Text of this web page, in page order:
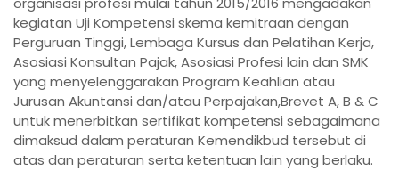
kegiatan Uji Kompetensi skema kemitraan dengan
Perguruan Tinggi, Lembaga Kursus dan Pelatihan Kerja,
Asosiasi Konsultan Pajak, Asosiasi Profesi lain dan SMK
yang menyelenggarakan Program Keahlian atau
Jurusan Akuntansi dan/atau Perpajakan,Brevet A, B & C
untuk menerbitkan sertifikat kompetensi sebagaimana
dimaksud dalam peraturan Kemendikbud tersebut di
atas dan peraturan serta ketentuan lain yang berlaku.